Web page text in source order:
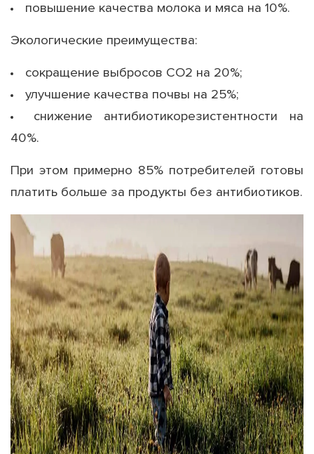
повышение качества молока и мяса на 10%.
Экологические преимущества:
сокращение выбросов CO2 на 20%;
улучшение качества почвы на 25%;
снижение антибиотикорезистентности на
40%.
При этом примерно 85% потребителей готовы
платить больше за продукты без антибиотиков.